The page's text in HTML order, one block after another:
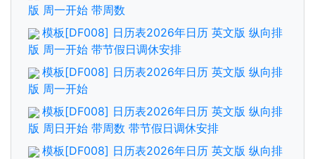
版 周一开始 带周数
模板[DF008] 日历表2026年日历 英文版 纵向排
版 周一开始 带节假日调休安排
模板[DF008] 日历表2026年日历 英文版 纵向排
版 周一开始
模板[DF008] 日历表2026年日历 英文版 纵向排
版 周日开始 带周数 带节假日调休安排
模板[DF008] 日历表2026年日历 英文版 纵向排